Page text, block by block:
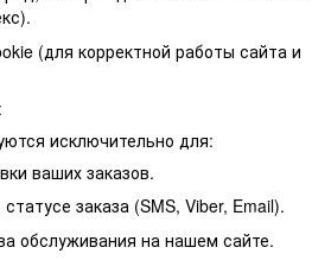
(для корректной работы сайта и
исключительно для:
ваших заказов.
заказа (SMS, Viber, Email).
обслуживания на нашем сайте.